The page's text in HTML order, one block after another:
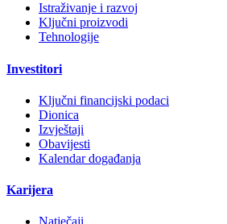
Istraživanje i razvoj
Ključni proizvodi
Tehnologije
Investitori
Ključni financijski podaci
Dionica
Izvještaji
Obavijesti
Kalendar događanja
Karijera